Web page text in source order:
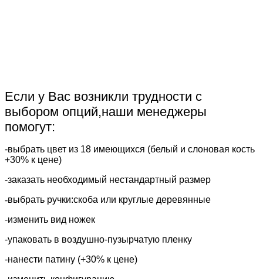
Если у Вас возникли трудности с
выбором опций,наши менеджеры
помогут:
-выбрать цвет из 18 имеющихся (белый и слоновая кость
+30% к цене)
-заказать необходимый нестандартный размер
-выбрать ручки:скоба или круглые деревянные
​-изменить вид ножек
-упаковать в воздушно-пузырчатую пленку
-нанести патину (+30% к цене)